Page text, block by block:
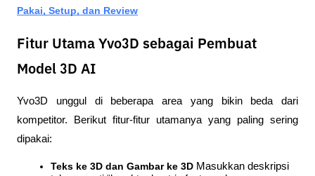
Pakai, Setup, dan Review
Fitur Utama Yvo3D sebagai Pembuat
Model 3D AI
Yvo3D unggul di beberapa area yang bikin beda dari
kompetitor. Berikut fitur-fitur utamanya yang paling sering
dipakai:
Teks ke 3D dan Gambar ke 3D Masukkan deskripsi